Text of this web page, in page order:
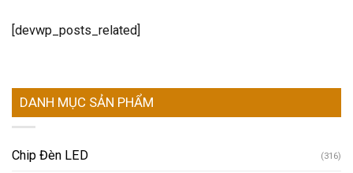
[devwp_posts_related]
DANH MỤC SẢN PHẨM
Chip Đèn LED (316)